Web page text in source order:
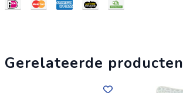
Gerelateerde producten